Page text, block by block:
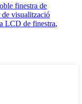
finestra de
visualització
LCD de finestra,